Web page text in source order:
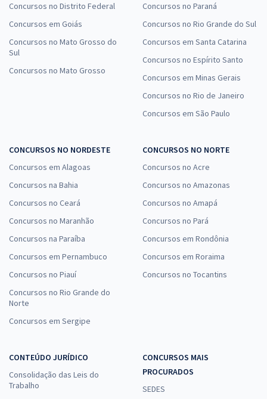
Concursos no Distrito Federal
Concursos em Goiás
Concursos no Mato Grosso do
Sul
Concursos no Mato Grosso
Concursos no Paraná
Concursos no Rio Grande do Sul
Concursos em Santa Catarina
Concursos no Espírito Santo
Concursos em Minas Gerais
Concursos no Rio de Janeiro
Concursos em São Paulo
CONCURSOS NO NORDESTE
Concursos em Alagoas
Concursos na Bahia
Concursos no Ceará
Concursos no Maranhão
Concursos na Paraíba
Concursos em Pernambuco
Concursos no Piauí
Concursos no Rio Grande do
Norte
Concursos em Sergipe
CONCURSOS NO NORTE
Concursos no Acre
Concursos no Amazonas
Concursos no Amapá
Concursos no Pará
Concursos em Rondônia
Concursos em Roraima
Concursos no Tocantins
CONTEÚDO JURÍDICO
Consolidação das Leis do
Trabalho
CONCURSOS MAIS
PROCURADOS
SEDES